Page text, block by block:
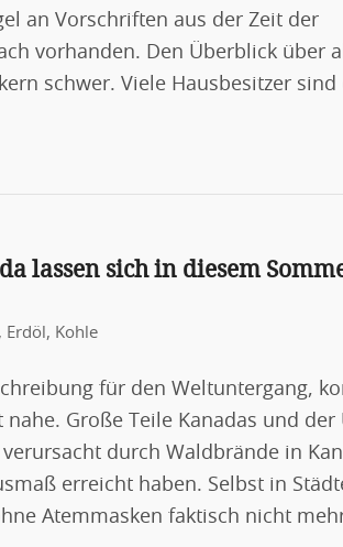
an Vorschriften aus der Zeit der
vorhanden. Den Überblick über
schwer. Viele Hausbesitzer
lassen sich in diesem
, Erdöl , Kohle
für den Weltuntergang,
Große Teile Kanadas und der
durch Waldbrände in
erreicht haben. Selbst in
Atemmasken faktisch nicht